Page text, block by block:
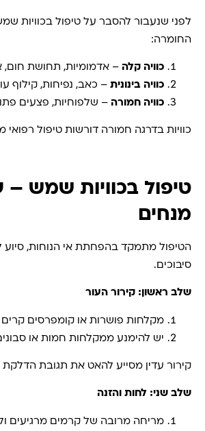
לפני שנעבור להסבר על טיפול בכוויות
החומרה:
כוויה קלה – אדמומיות, תחושת חום,
כוויה בינונית – כאב, נפיחות, קילוף
כוויה חמורה – שלפוחיות, פצעים
כוויות בדרגה חמורה דורשות טיפול רפואי
טיפול בכוויות שמש –
מנחים
הטיפול מתמקד בהפחתת אי הנוחות, סיוע
סיבוכים.
שלב ראשון: קירור העור
מקלחות פושרות או קומפרסים
יש להימנע ממקלחות חמות או
קירור עדין מסייע להאט את תגובת
שלב שני: לחות והזנה
מריחה מרובה של קרמים מרגיעים